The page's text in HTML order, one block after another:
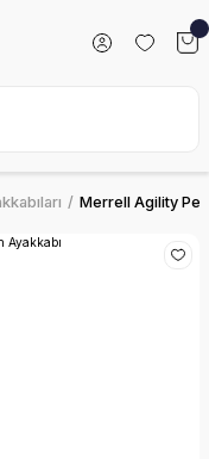
Merrell Agility